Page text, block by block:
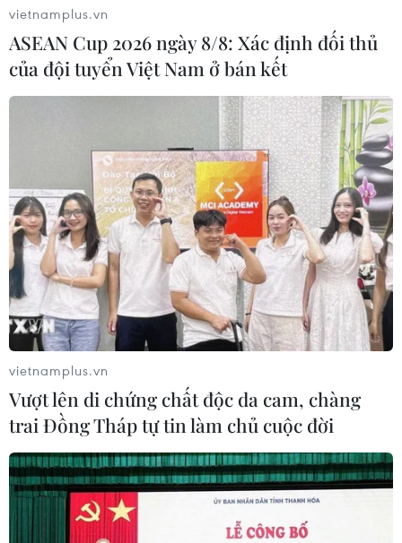
Bản tin 60s: Hà Nội xin cấp phép
dự án “cứu” sông Tô Lịch trị giá 550 tỷ
đồng
08/01/2025 10:32
Chủ tịch Ủy ban nhân dân Thành phố Hà Nội Trần Sỹ
Thanh vừa có văn bản báo cáo Thủ tướng Chính phủ,
về chủ trương đầu tư xây dựng công trình khẩn cấp bổ
cập nước, từ sông Hồng vào sông Tô Lịch.
vietnamplus.vn
ASEAN Cup 2026 ngày 8/8: Xác định đối thủ
của đội tuyển Việt Nam ở bán kết
vietnamplus.vn
Vượt lên di chứng chất độc da cam, chàng
trai Đồng Tháp tự tin làm chủ cuộc đời